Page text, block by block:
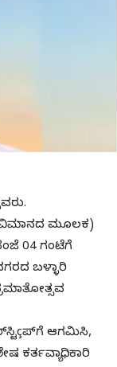
ವಿಮಾನದ ಮೂಲಕ)
04 ಗಂಟೆಗೆ
ಬಳ್ಳಾರಿ
ಆಗಮಿಸಿ,
ಕರ್ತವ್ಯಾಧಿಕಾರಿ